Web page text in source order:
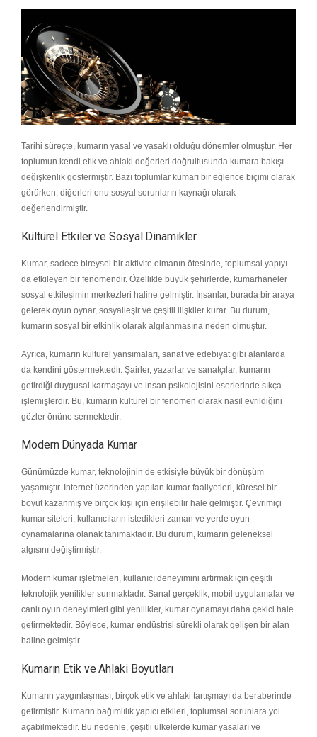
Tarihi süreçte, kumarın yasal ve yasaklı olduğu dönemler olmuştur. Her
toplumun kendi etik ve ahlaki değerleri doğrultusunda kumara bakışı
değişkenlik göstermiştir. Bazı toplumlar kumarı bir eğlence biçimi olarak
görürken, diğerleri onu sosyal sorunların kaynağı olarak
değerlendirmiştir.
Kültürel Etkiler ve Sosyal Dinamikler
Kumar, sadece bireysel bir aktivite olmanın ötesinde, toplumsal yapıyı
da etkileyen bir fenomendir. Özellikle büyük şehirlerde, kumarhaneler
sosyal etkileşimin merkezleri haline gelmiştir. İnsanlar, burada bir araya
gelerek oyun oynar, sosyalleşir ve çeşitli ilişkiler kurar. Bu durum,
kumarın sosyal bir etkinlik olarak algılanmasına neden olmuştur.
Ayrıca, kumarın kültürel yansımaları, sanat ve edebiyat gibi alanlarda
da kendini göstermektedir. Şairler, yazarlar ve sanatçılar, kumarın
getirdiği duygusal karmaşayı ve insan psikolojisini eserlerinde sıkça
işlemişlerdir. Bu, kumarın kültürel bir fenomen olarak nasıl evrildiğini
gözler önüne sermektedir.
Modern Dünyada Kumar
Günümüzde kumar, teknolojinin de etkisiyle büyük bir dönüşüm
yaşamıştır. İnternet üzerinden yapılan kumar faaliyetleri, küresel bir
boyut kazanmış ve birçok kişi için erişilebilir hale gelmiştir. Çevrimiçi
kumar siteleri, kullanıcıların istedikleri zaman ve yerde oyun
oynamalarına olanak tanımaktadır. Bu durum, kumarın geleneksel
algısını değiştirmiştir.
Modern kumar işletmeleri, kullanıcı deneyimini artırmak için çeşitli
teknolojik yenilikler sunmaktadır. Sanal gerçeklik, mobil uygulamalar ve
canlı oyun deneyimleri gibi yenilikler, kumar oynamayı daha çekici hale
getirmektedir. Böylece, kumar endüstrisi sürekli olarak gelişen bir alan
haline gelmiştir.
Kumarın Etik ve Ahlaki Boyutları
Kumarın yaygınlaşması, birçok etik ve ahlaki tartışmayı da beraberinde
getirmiştir. Kumarın bağımlılık yapıcı etkileri, toplumsal sorunlara yol
açabilmektedir. Bu nedenle, çeşitli ülkelerde kumar yasaları ve